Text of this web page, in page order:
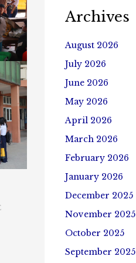
Archives
August 2026
July 2026
June 2026
May 2026
April 2026
March 2026
February 2026
January 2026
December 2025
November 2025
October 2025
September 2025